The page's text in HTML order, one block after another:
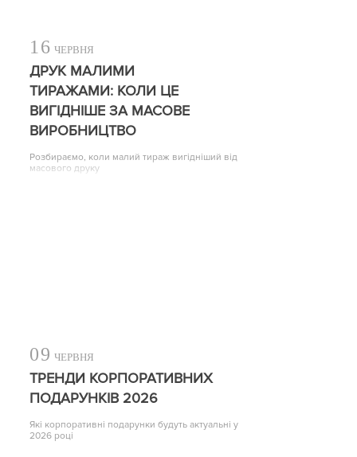
16 ЧЕРВНЯ
ДРУК МАЛИМИ
ТИРАЖАМИ: КОЛИ ЦЕ
ВИГІДНІШЕ ЗА МАСОВЕ
ВИРОБНИЦТВО
Розбираємо, коли малий тираж вигідніший від
масового друку
09 ЧЕРВНЯ
ТРЕНДИ КОРПОРАТИВНИХ
ПОДАРУНКІВ 2026
Які корпоративні подарунки будуть актуальні у
2026 році